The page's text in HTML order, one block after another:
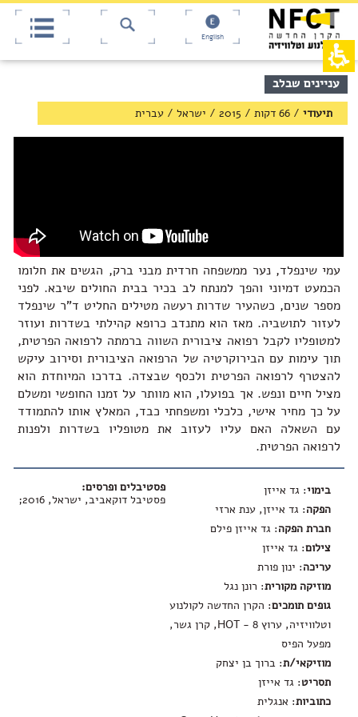
תחילתו
אינטרנט,
לחץ
אנטר
כדי
לאזור
תוכן
ראש
באפשרותך
ללחוץ
אנטר
כדי
לדלג
English
תוכן
מרכזי,
באפשרותך
ללחוץ
אנטר
עניינים שבלב
תיעודי / 66 דקות /
2015
/ ישראל / עברית
עמי שינפלד, נער ממשפחה חרדית מבני ברק, הגשים את חלומו
הכמעט דמיוני והפך למנתח לב בכיר בבית החולים שיבא. לפני
מספר שנים, כשהעיר שדרות רעשה מטילים החליט ד"ר שינפלד
לעזור לתושביה. מאז הוא מתנדב כרופא קהילתי בשדרות ועוזר
למטופליו לקבל רפואה ציבורית השווה ברמתה לרפואה הפרטית,
תוך עימות עם הבירוקרטיה של הרפואה הציבורית וסירוב עיקש
להצטרף לרפואה הפרטית ולכסף שבצדה. בדרכו המיוחדת הוא
מציל חיים ונפש. אך בפועלו, הוא מוותר על זמנו החופשי ומשלם
על כך מחיר אישי, כלכלי ומשפחתי כבד, המאלץ אותו להתמודד
עם השאלה האם עליו לעזוב את מטופליו בשדרות ולפנות
לרפואה הפרטית.
פסטיבלים ופרסים:
פסטיבל דוקאביב, ישראל, 2016;
בימוי: גד אייזן
הפקה: גד אייזן, ענת ארזי
חברת הפקה: גד אייזן פילם
צילום: גד אייזן
עריכה: ינון פורת
מוזיקה מקורית: רונן נגל
גופים תומכים: הקרן החדשה לקולנוע
וטלוויזיה, ערוץ 8 - HOT, קרן גשר,
מפעל הפיס
מוזיקאי/ת: ברוך בן יצחק
תסריט: גד אייזן
כתוביות: אנגלית